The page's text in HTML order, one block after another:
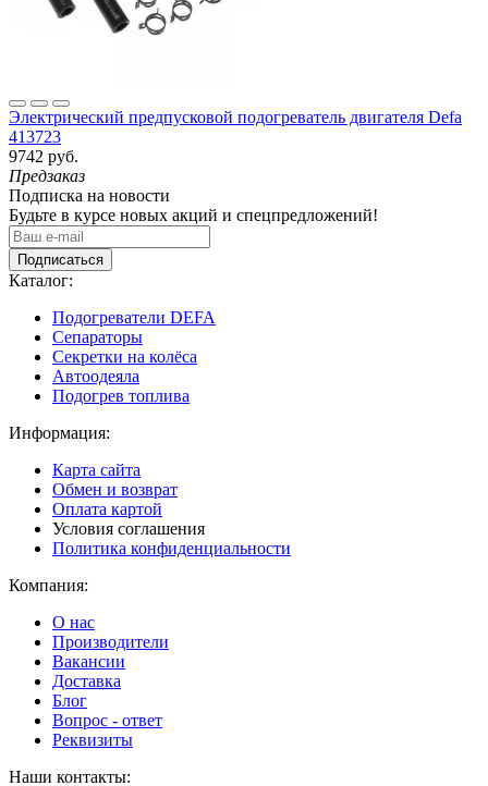
Электрический предпусковой подогреватель двигателя Defa
413723
9742 руб.
Предзаказ
Подписка на новости
Будьте в курсе новых акций и спецпредложений!
Подписаться
Каталог:
Подогреватели DEFA
Сепараторы
Секретки на колёса
Автоодеяла
Подогрев топлива
Информация:
Карта сайта
Обмен и возврат
Оплата картой
Условия соглашения
Политика конфиденциальности
Компания:
О нас
Производители
Вакансии
Доставка
Блог
Вопрос - ответ
Реквизиты
Наши контакты: